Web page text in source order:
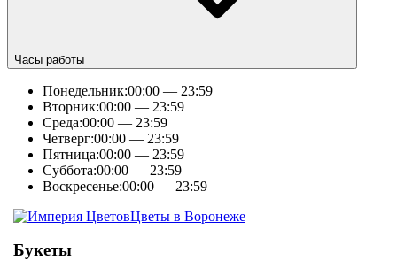
Часы работы
Понедельник:00:00 — 23:59
Вторник:00:00 — 23:59
Среда:00:00 — 23:59
Четверг:00:00 — 23:59
Пятница:00:00 — 23:59
Суббота:00:00 — 23:59
Воскресенье:00:00 — 23:59
Цветы в Воронеже
Букеты